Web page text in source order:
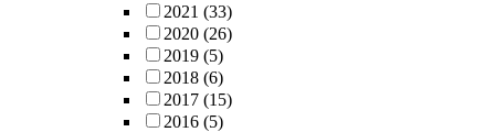
2021 (33)
2020 (26)
2019 (5)
2018 (6)
2017 (15)
2016 (5)